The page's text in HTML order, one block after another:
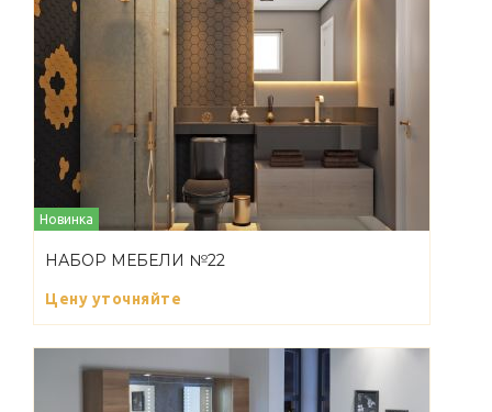
Новинка
НАБОР МЕБЕЛИ №22
Цену уточняйте